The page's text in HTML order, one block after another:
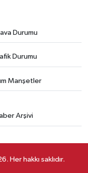
Durumu
Durumu
Manşetler
Arşivi
Her hakkı saklıdır.